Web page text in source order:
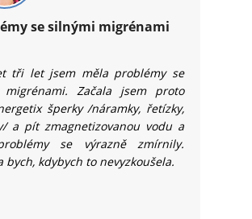
se silnými migrénami
tři let jsem měla problémy se
migrénami. Začala jsem proto
šperky /náramky, řetízky,
a pít zmagnetizovanou vodu a
se výrazně zmírnily.
bych, kdybych to nevyzkoušela.